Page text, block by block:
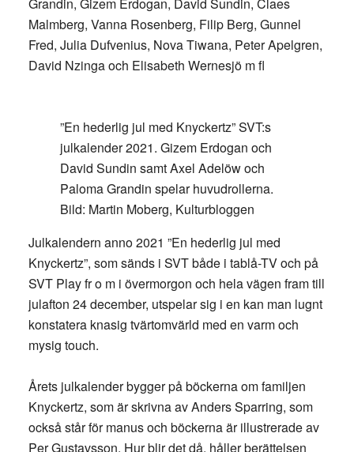
Malmberg, Vanna Rosenberg, Filip Berg, Gunnel
Fred, Julia Dufvenius, Nova Tiwana, Peter Apelgren,
David Nzinga och Elisabeth Wernesjö m fl
”En hederlig jul med Knyckertz” SVT:s
julkalender 2021. Gizem Erdogan och
David Sundin samt Axel Adelöw och
Paloma Grandin spelar huvudrollerna.
Bild: Martin Moberg, Kulturbloggen
Julkalendern anno 2021 ”En hederlig jul med
Knyckertz”, som sänds i SVT både i tablå-TV och på
SVT Play fr o m i övermorgon och hela vägen fram till
julafton 24 december, utspelar sig i en kan man lugnt
konstatera knasig tvärtomvärld med en varm och
mysig touch.
Årets julkalender bygger på böckerna om familjen
Knyckertz, som är skrivna av Anders Sparring, som
också står för manus och böckerna är illustrerade av
Per Gustavsson. Hur blir det då, håller berättelsen